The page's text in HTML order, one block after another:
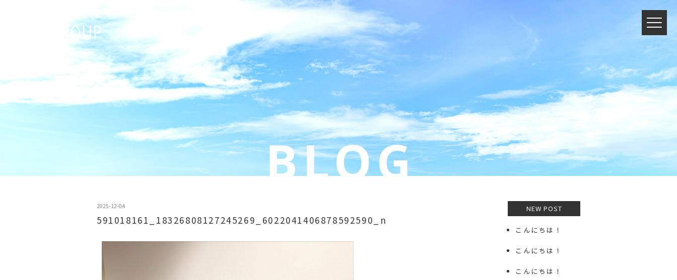
2025-12-04
591018161_18326808127245269_6022041406878592590_n
NEW POST
こんにちは！
こんにちは！
こんにちは！